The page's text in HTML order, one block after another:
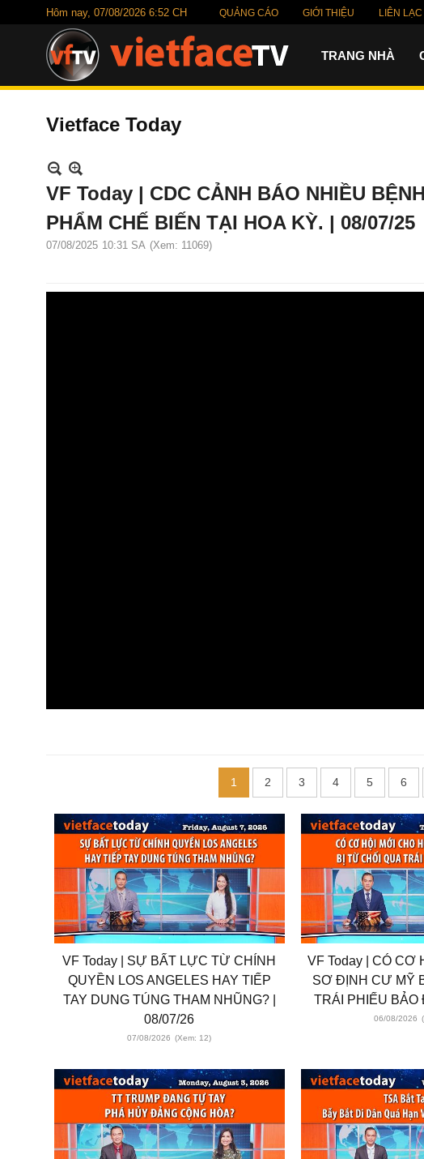
Hôm nay, 07/08/2026 6:52 CH QUẢNG CÁO GIỚI THIỆU LIÊN LẠC
TRANG NHÀ
Vietface Today
VF Today | CDC CẢNH BÁO NHIỀU
PHẨM CHẾ BIẾN TẠI HOA KỲ. | 08/07/25
07/08/2025 10:31 SA (Xem: 11069)
1 2 3 4 5 6
VF Today | SỰ BẤT LỰC TỪ CHÍNH
QUYỀN LOS ANGELES HAY TIẾP
TAY DUNG TÚNG THAM NHŨNG? |
08/07/26
07/08/2026 (Xem: 12)
VF Today | CÓ CƠ
SƠ ĐỊNH CƯ MỸ
TRÁI PHIẾU BẢO
06/08/2026